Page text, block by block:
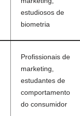
estudiosos de
biometria
Profissionais de
marketing,
estudantes de
comportamento
do consumidor